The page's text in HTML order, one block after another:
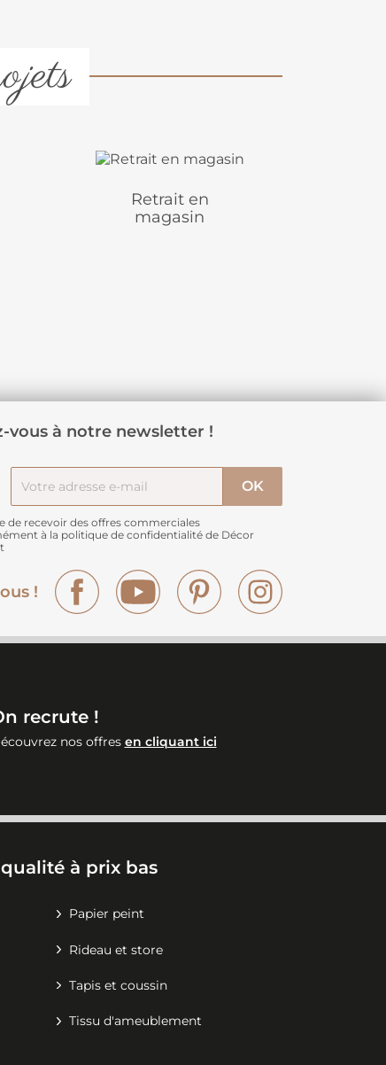
Retrait en
magasin
vous à notre newsletter !
de recevoir des offres commerciales
à la politique de confidentialité de Décor
!
Facebook YouTube Pinterest
recrute !
nos offres en cliquant ici
à prix bas
Papier peint
Rideau et store
Tapis et coussin
Tissu d'ameublement